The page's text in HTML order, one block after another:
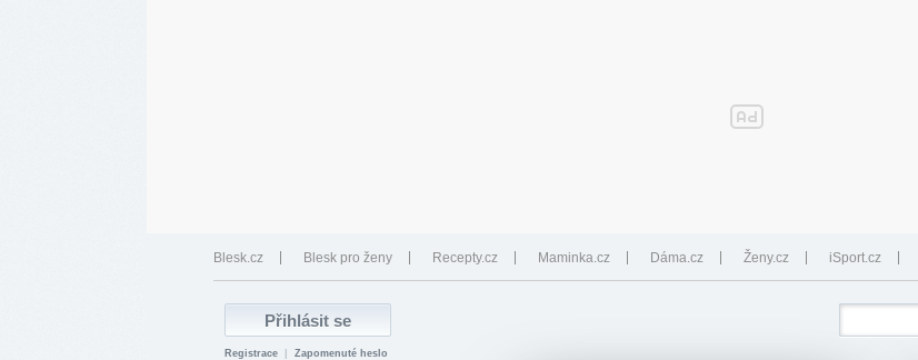
Blesk.cz Blesk pro ženy Recepty.cz Maminka.cz Dáma.cz Ženy.cz iSport.cz
Registrace Zapomenuté heslo